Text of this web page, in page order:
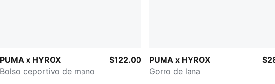
PUMA x HYROX
Bolso deportivo de mano
$122.00
PUMA x HYROX
Gorro de lana